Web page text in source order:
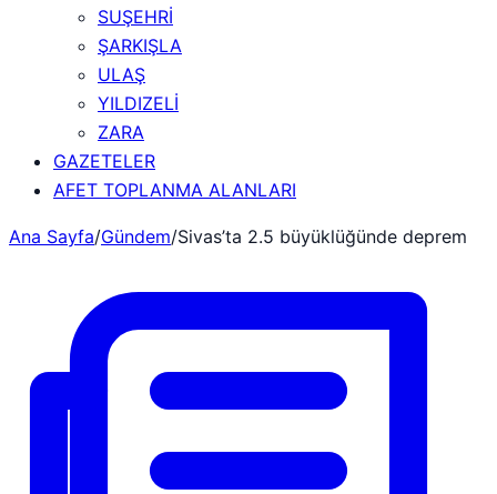
SUŞEHRİ
ŞARKIŞLA
ULAŞ
YILDIZELİ
ZARA
GAZETELER
AFET TOPLANMA ALANLARI
Ana Sayfa/Gündem/Sivas’ta 2.5 büyüklüğünde deprem